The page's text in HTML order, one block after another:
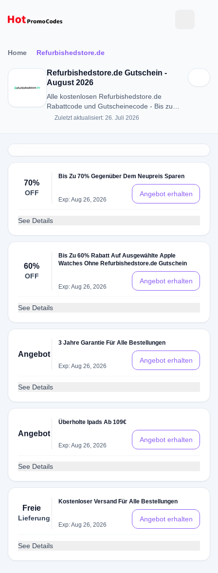
Home Refurbishedstore.de
Refurbishedstore.de Gutschein -
August 2026
Alle kostenlosen Refurbishedstore.de
Rabattcode und Gutscheinecode - Bis zu
70% RABATT in August 2026
Zuletzt aktualisiert: 26. Juli 2026
70%
OFF
Bis Zu 70% Gegenüber Dem Neupreis Sparen
Exp: Aug 26, 2026
Angebot erhalten
See Details
60%
OFF
Bis Zu 60% Rabatt Auf Ausgewählte Apple
Watches Ohne Refurbishedstore.de Gutschein
Exp: Aug 26, 2026
Angebot erhalten
See Details
Angebot
3 Jahre Garantie Für Alle Bestellungen
Exp: Aug 26, 2026
Angebot erhalten
See Details
Angebot
Überholte Ipads Ab 109€
Exp: Aug 26, 2026
Angebot erhalten
See Details
Freie
Lieferung
Kostenloser Versand Für Alle Bestellungen
Exp: Aug 26, 2026
Angebot erhalten
See Details